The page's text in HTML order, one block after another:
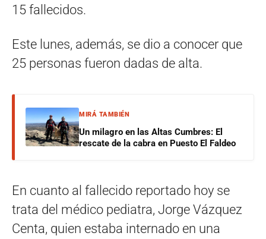
15 fallecidos.
Este lunes, además, se dio a conocer que
25 personas fueron dadas de alta.
MIRÁ TAMBIÉN
Un milagro en las Altas Cumbres: El
rescate de la cabra en Puesto El Faldeo
En cuanto al fallecido reportado hoy se
trata del médico pediatra, Jorge Vázquez
Centa, quien estaba internado en una